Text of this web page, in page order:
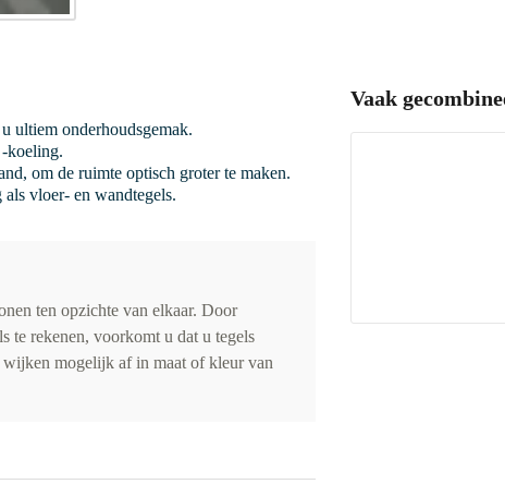
ultiem onderhoudsgemak.
koeling.
om de ruimte optisch groter te maken.
vloer- en wandtegels.
ten opzichte van elkaar. Door
te rekenen, voorkomt u dat u tegels
wijken mogelijk af in maat of kleur van
Vaak